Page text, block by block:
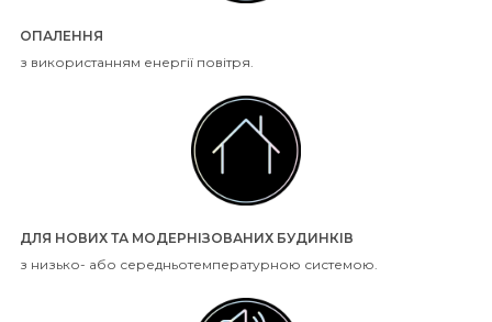
ОПАЛЕННЯ
з використанням енергії повітря.
ДЛЯ НОВИХ ТА МОДЕРНІЗОВАНИХ БУДИНКІВ
з низько- або середньотемпературною системою.